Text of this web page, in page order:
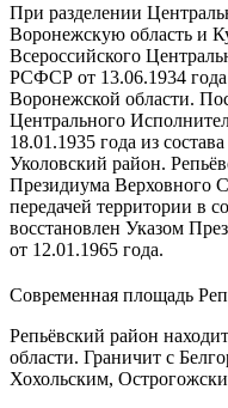
При разделении
Воронежскую область и
Всероссийского
РСФСР от 13.06.1934 года
Воронежской области.
Центрального
18.01.1935 года из
Уколовский район.
Президиума Верховного
передачей территории в
восстановлен Указом
от 12.01.1965 года.
Современная площадь
Репьёвский район
области. Граничит с
Хохольским,